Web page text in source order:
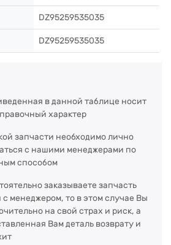
DZ95259535035
DZ95259535035
в данной таблице носит
характер
запчасти необходимо лично
с нашими менеджерами по
способом
заказываете запчасть
с менеджером, то в этом случае Вы
на свой страх и риск, а
Вам деталь возврату и